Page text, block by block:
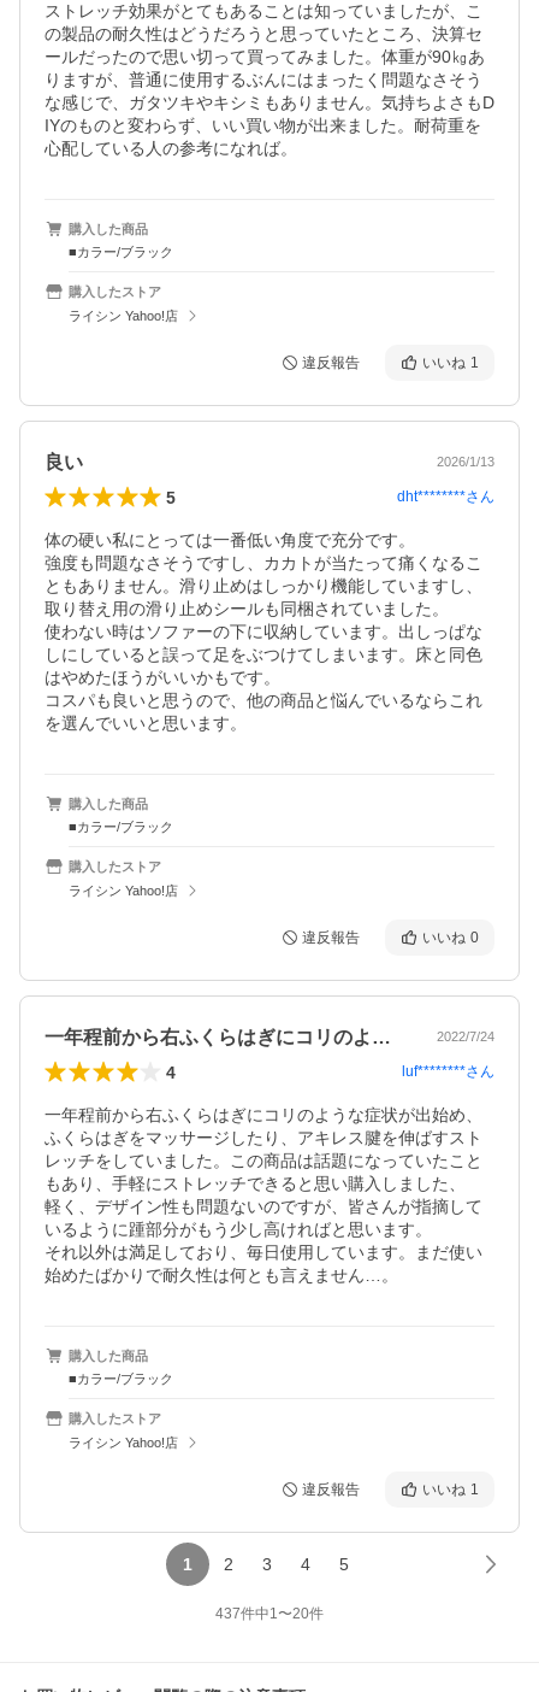
ストレッチ効果がとてもあることは知っていましたが、こ
の製品の耐久性はどうだろうと思っていたところ、決算セ
ールだったので思い切って買ってみました。体重が90㎏あ
りますが、普通に使用するぶんにはまったく問題なさそう
な感じで、ガタツキやキシミもありません。気持ちよさもD
IYのものと変わらず、いい買い物が出来ました。耐荷重を
心配している人の参考になれば。
購入した商品
■カラー/ブラック
購入したストア
ライシン Yahoo!店
違反報告 いいね 1
良い 2026/1/13
5 dht********さん
体の硬い私にとっては一番低い角度で充分です。
強度も問題なさそうですし、カカトが当たって痛くなるこ
ともありません。滑り止めはしっかり機能していますし、
取り替え用の滑り止めシールも同梱されていました。
使わない時はソファーの下に収納しています。出しっぱな
しにしていると誤って足をぶつけてしまいます。床と同色
はやめたほうがいいかもです。
コスパも良いと思うので、他の商品と悩んでいるならこれ
を選んでいいと思います。
購入した商品
■カラー/ブラック
購入したストア
ライシン Yahoo!店
違反報告 いいね 0
一年程前から右ふくらはぎにコリのような… 2022/7/24
4 luf********さん
一年程前から右ふくらはぎにコリのような症状が出始め、
ふくらはぎをマッサージしたり、アキレス腱を伸ばすスト
レッチをしていました。この商品は話題になっていたこと
もあり、手軽にストレッチできると思い購入しました、
軽く、デザイン性も問題ないのですが、皆さんが指摘して
いるように踵部分がもう少し高ければと思います。
それ以外は満足しており、毎日使用しています。まだ使い
始めたばかりで耐久性は何とも言えません…。
購入した商品
■カラー/ブラック
購入したストア
ライシン Yahoo!店
違反報告 いいね 1
1 2 3 4 5
437件中1〜20件